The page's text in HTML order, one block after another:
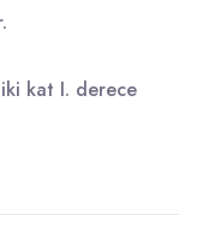
kat I. derece